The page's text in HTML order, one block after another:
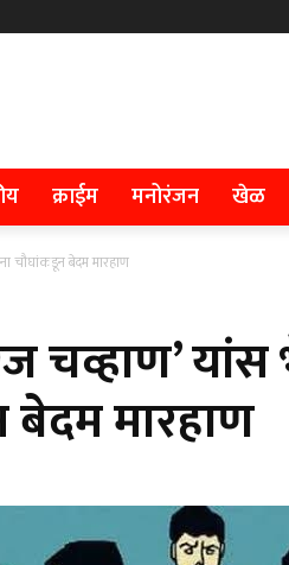
क्राईम मनोरंजन खेळ
चौघांकडून बेदम मारहाण
चव्हाण’
मारहाण